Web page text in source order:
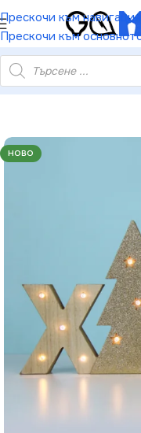
Прескочи към навигация
Прескочи към
X-MAS – 21
НОВО